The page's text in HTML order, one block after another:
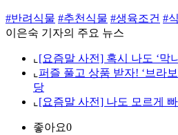
#반려식물 #추천식물 #생육조건 #
이은숙 기자의 주요 뉴스
⌞ [요즘말 사전] 혹시 나도 ‘막
⌞ 퍼즐 풀고 상품 받자! ‘브라
당
⌞ [요즘말 사전] 나도 모르게
좋아요0